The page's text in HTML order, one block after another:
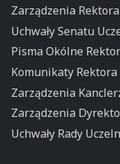
Zarządzenia
Uchwały Senatu
Pisma Okólne
Komunikaty Rektora
Zarządzenia
Zarządzenia
Uchwały Rady